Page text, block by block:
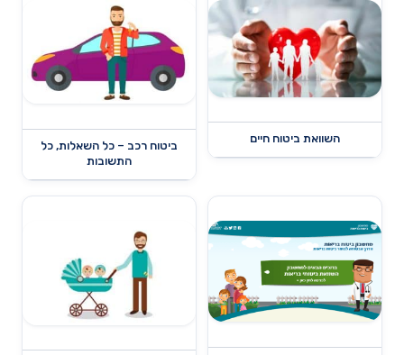
השוואת ביטוח חיים
ביטוח רכב – כל השאלות, כל
התשובות